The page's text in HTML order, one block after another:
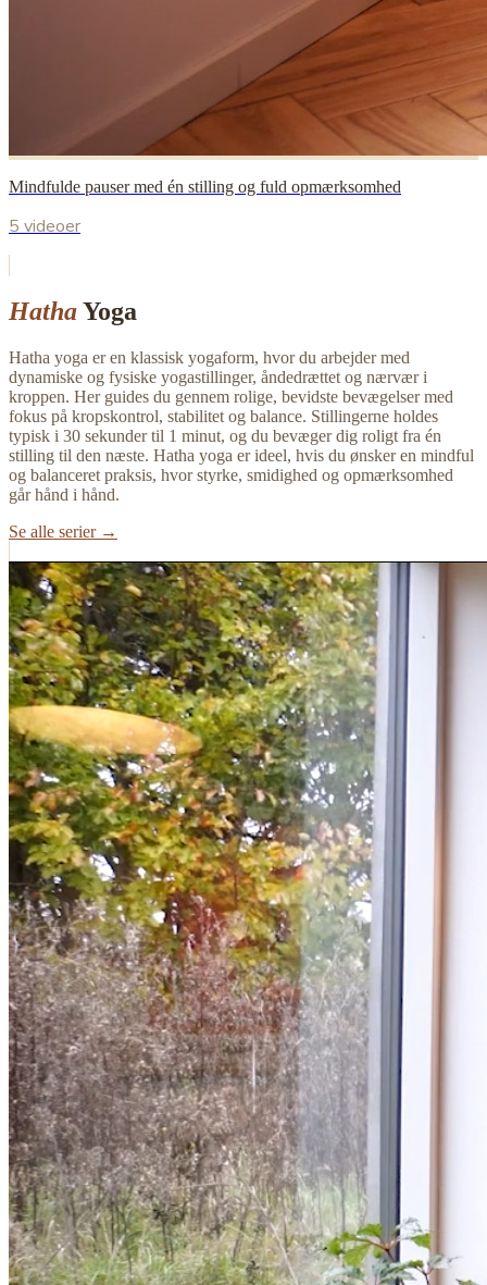
Mindfulde pauser med én stilling og fuld opmærksomhed
5 videoer
HathaYoga
Hatha yoga er en klassisk yogaform, hvor du arbejder med
dynamiske og fysiske yogastillinger, åndedrættet og nærvær i
kroppen. Her guides du gennem rolige, bevidste bevægelser med
fokus på kropskontrol, stabilitet og balance. Stillingerne holdes
typisk i 30 sekunder til 1 minut, og du bevæger dig roligt fra én
stilling til den næste. Hatha yoga er ideel, hvis du ønsker en mindful
og balanceret praksis, hvor styrke, smidighed og opmærksomhed
går hånd i hånd.
Se alle serier →